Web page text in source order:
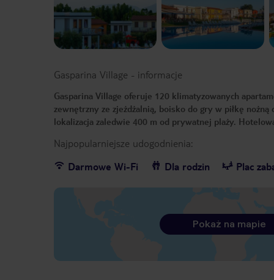
Gasparina Village - informacje
Gasparina Village oferuje 120 klimatyzowanych
zewnętrzny ze zjeżdżalnią, boisko do gry w piłkę
lokalizacja zaledwie 400 m od prywatnej plaży.
Najpopularniejsze udogodnienia:
Darmowe Wi-Fi
Dla rodzin Plac
Pokaż na mapie